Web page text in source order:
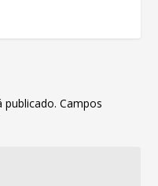
publicado. Campos